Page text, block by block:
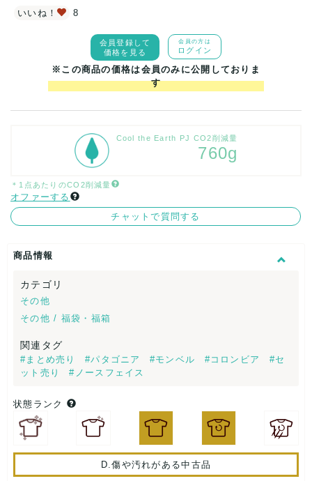
いいね！
8
会員登録して
価格を見る
会員の方は
ログイン
※この商品の価格は会員のみに公開しておりま
す
Cool the Earth PJ CO2削減量
760g
＊1点あたりのCO2削減量
オファーする
チャットで質問する
商品情報
カテゴリ
その他
その他 / 福袋・福箱
関連タグ
#まとめ売り #パタゴニア #モンベル #コロンビア
#セ
ット売り
#ノースフェイス
状態ランク
D.傷や汚れがある中古品